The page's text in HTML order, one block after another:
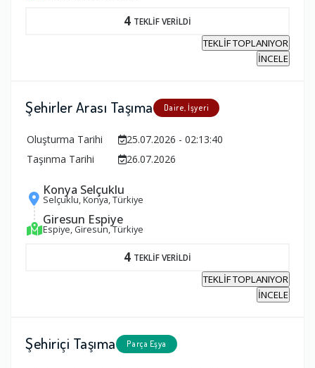
4 TEKLİF VERİLDİ
TEKLİF TOPLANIYOR
İNCELE
Şehirler Arası Taşıma Daire, İşyeri
Oluşturma Tarihi
25.07.2026 - 02:13:40
Taşınma Tarihi
26.07.2026
Konya Selçuklu
Selçuklu, Konya, Türkiye
Giresun Espiye
Espiye, Giresun, Türkiye
4 TEKLİF VERİLDİ
TEKLİF TOPLANIYOR
İNCELE
Şehiriçi Taşıma Parça Eşya